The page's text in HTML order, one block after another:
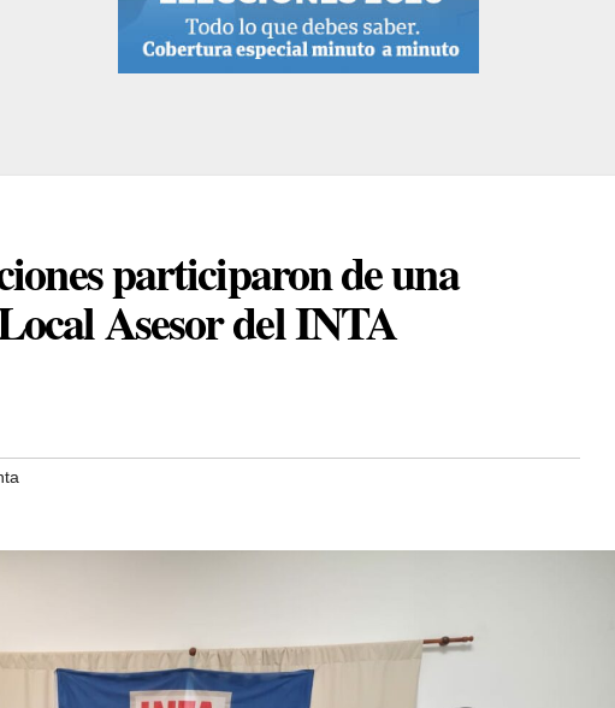
participaron de una
Asesor del INTA